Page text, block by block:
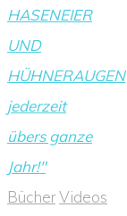
HASENEIER
UND
HÜHNERAUGEN
jederzeit
übers ganze
Jahr!"
BücherVideos